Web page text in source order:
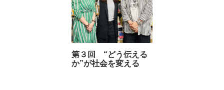
第３回 “どう伝える
か”が社会を変える